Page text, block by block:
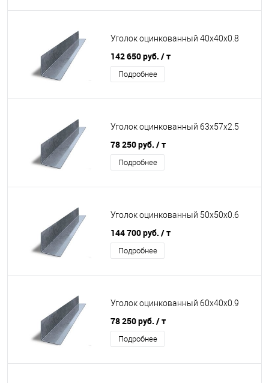
Уголок оцинкованный 40х40х0.8
142 650 руб. / т
Подробнее
Уголок оцинкованный 63х57х2.5
78 250 руб. / т
Подробнее
Уголок оцинкованный 50х50х0.6
144 700 руб. / т
Подробнее
Уголок оцинкованный 60х40х0.9
78 250 руб. / т
Подробнее